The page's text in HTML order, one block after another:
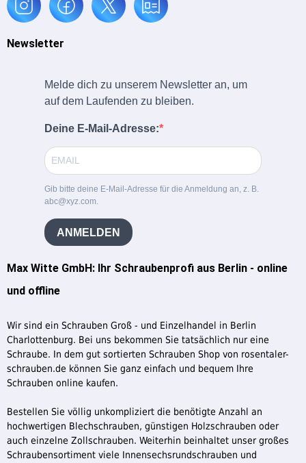
Max Witte GmbH: Ihr Schraubenprofi aus Berlin - online
und offline
Wir sind ein Schrauben Groß - und Einzelhandel in Berlin
Charlottenburg. Bei uns bekommen Sie tatsächlich nur eine
Schraube. In dem gut sortierten Schrauben Shop von rosentaler-
schrauben.de können Sie ganz einfach und bequem Ihre
Schrauben online kaufen.
Bestellen Sie völlig unkompliziert die benötigte Anzahl an
hochwertigen Blechschrauben, günstigen Holzschrauben oder
auch einzelne Zollschrauben. Weiterhin beinhaltet unser großes
Schraubensortiment viele Innensechsrundschrauben und
Newsletter
Melde dich zu unserem Newsletter an, um
auf dem Laufenden zu bleiben.
Deine E-Mail-Adresse:
Gib bitte deine E-Mail-Adresse für die Anmeldung an, z. B.
abc@xyz.com.
ANMELDEN